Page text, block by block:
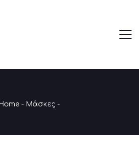
- Μάσκες-